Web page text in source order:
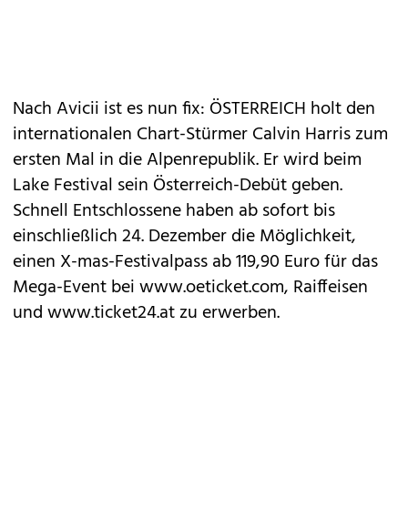
Nach Avicii ist es nun fix: ÖSTERREICH holt den
internationalen Chart-Stürmer Calvin Harris zum
ersten Mal in die Alpenrepublik. Er wird beim
Lake Festival sein Österreich-Debüt geben.
Schnell Entschlossene haben ab sofort bis
einschließlich 24. Dezember die Möglichkeit,
einen X-mas-Festivalpass ab 119,90 Euro für das
Mega-Event bei www.oeticket.com, Raiffeisen
undwww.ticket24.atzu erwerben.